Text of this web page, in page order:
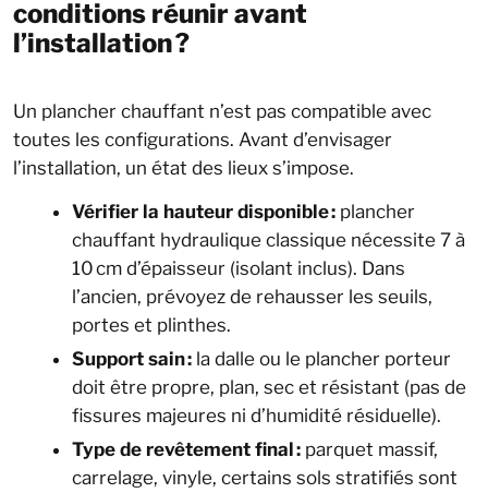
conditions réunir avant
l’installation ?
Un plancher chauffant n’est pas compatible avec
toutes les configurations. Avant d’envisager
l’installation, un état des lieux s’impose.
Vérifier la hauteur disponible : plancher
chauffant hydraulique classique nécessite 7 à
10 cm d’épaisseur (isolant inclus). Dans
l’ancien, prévoyez de rehausser les seuils,
portes et plinthes.
Support sain : la dalle ou le plancher porteur
doit être propre, plan, sec et résistant (pas de
fissures majeures ni d’humidité résiduelle).
Type de revêtement final : parquet massif,
carrelage, vinyle, certains sols stratifiés sont